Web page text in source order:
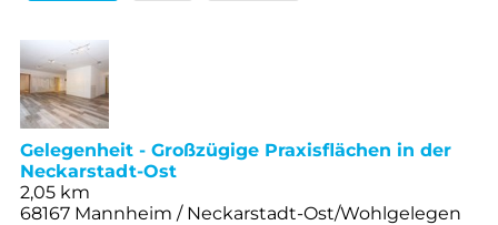
Gelegenheit - Großzügige Praxisflächen in der
Neckarstadt-Ost
2,05 km
68167 Mannheim / Neckarstadt-Ost/Wohlgelegen